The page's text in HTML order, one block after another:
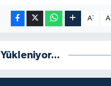
A- A
Yükleniyor...